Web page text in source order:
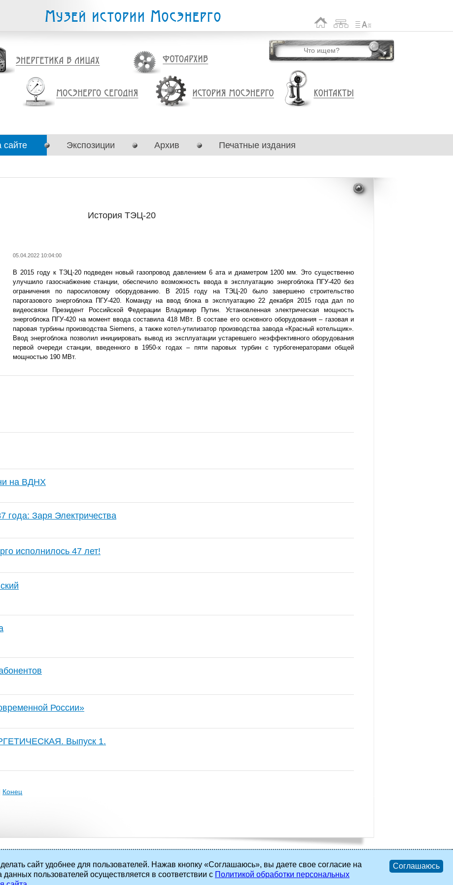
сайте Экспозиции Архив Печатные издания
История ТЭЦ-20
05.04.2022 10:04:00
В 2015 году к ТЭЦ-20 подведен новый газопровод давлением 6 ата и диаметром 1200 мм. Это существенно
улучшило газоснабжение станции, обеспечило возможность ввода в эксплуатацию энергоблока ПГУ-420 без
ограничения по паросиловому оборудованию. В 2015 году на ТЭЦ-20 было завершено строительство
парогазового энергоблока ПГУ-420. Команду на ввод блока в эксплуатацию 22 декабря 2015 года дал по
видеосвязи Президент Российской Федерации Владимир Путин. Установленная электрическая мощность
энергоблока ПГУ-420 на момент ввода составила 418 МВт. В составе его основного оборудования – газовая и
паровая турбины производства Siemens, а также котел-утилизатор производства завода «Красный котельщик».
Ввод энергоблока позволил инициировать вывод из эксплуатации устаревшего неэффективного оборудования
первой очереди станции, введенного в 1950-х годах – пяти паровых турбин с турбогенераторами общей
мощностью 190 МВт.
на ВДНХ
года: Заря Электричества
исполнилось 47 лет!
России»
Выпуск 1.
Конец
права защищены.
сайт удобнее для пользователей. Нажав кнопку «Соглашаюсь», вы даете свое согласие на
пользователей осуществляется в соответствии с Политикой обработки персональных
Соглашаюсь